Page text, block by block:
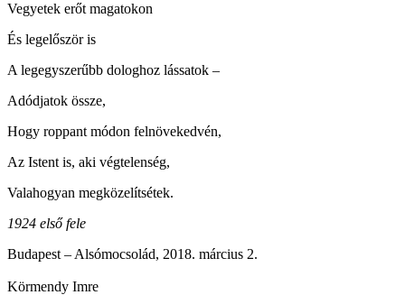
Vegyetek erőt magatokon
És legelőször is
A legegyszerűbb dologhoz lássatok –
Adódjatok össze,
Hogy roppant módon felnövekedvén,
Az Istent is, aki végtelenség,
Valahogyan megközelítsétek.
1924 első fele
Budapest – Alsómocsolád, 2018. március 2.
Körmendy Imre